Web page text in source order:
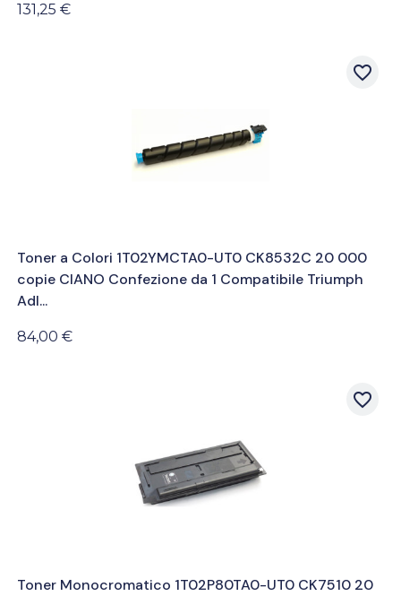
131,25 €
favorite_border
Toner a Colori 1T02YMCTA0-UT0 CK8532C 20 000
copie CIANO Confezione da 1 Compatibile Triumph
Adl...
84,00 €
favorite_border
Toner Monocromatico 1T02P80TA0-UT0 CK7510 20